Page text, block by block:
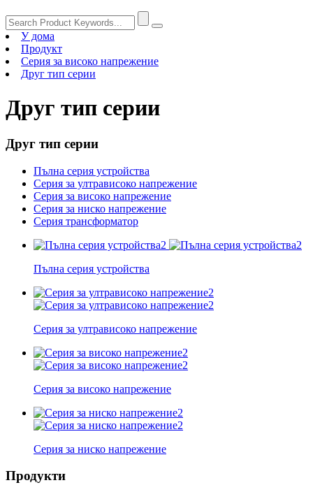
У дома
Продукт
Серия за високо напрежение
Друг тип серии
Друг тип серии
Друг тип серии
Пълна серия устройства
Серия за ултрависоко напрежение
Серия за високо напрежение
Серия за ниско напрежение
Серия трансформатор
Пълна серия устройства
Серия за ултрависоко напрежение
Серия за високо напрежение
Серия за ниско напрежение
Продукти